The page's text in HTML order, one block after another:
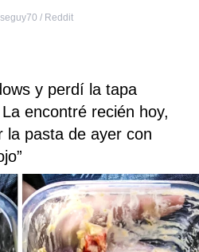
/ Reddit
y perdí la tapa
encontré recién hoy,
la pasta de ayer con